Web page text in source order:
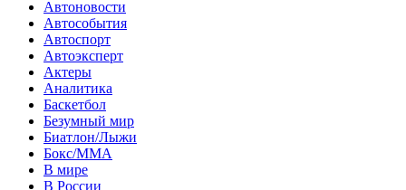
Автоновости
Автособытия
Автоспорт
Автоэксперт
Актеры
Аналитика
Баскетбол
Безумный мир
Биатлон/Лыжи
Бокс/MMA
В мире
В России